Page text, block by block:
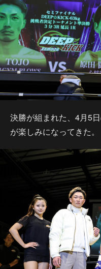
決勝が組まれた、4月5
が楽しみになってきた。